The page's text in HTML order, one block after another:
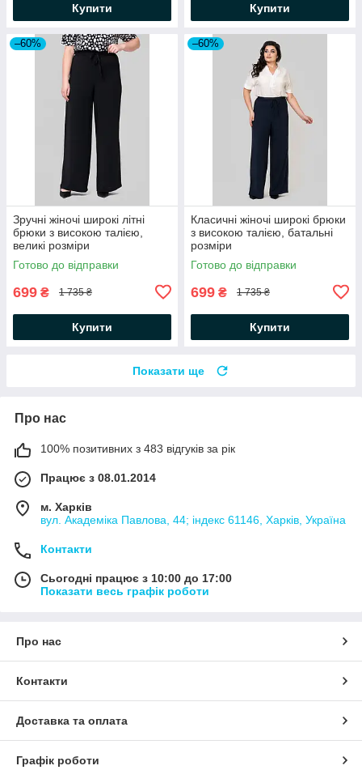
Купити Купити
–60%
Зручні жіночі широкі літні
брюки з високою талією,
великі розміри
Готово до відправки
699 ₴ 1 735 ₴
Купити
–60%
Класичні жіночі широкі брюки
з високою талією, батальні
розміри
Готово до відправки
699 ₴ 1 735 ₴
Купити
Показати ще
Про нас
100% позитивних з 483 відгуків за рік
Працює з 08.01.2014
м. Харків
вул. Академіка Павлова, 44; індекс 61146, Харків, Україна
Контакти
Сьогодні працює з 10:00 до 17:00
Показати весь графік роботи
Про нас
Контакти
Доставка та оплата
Графік роботи